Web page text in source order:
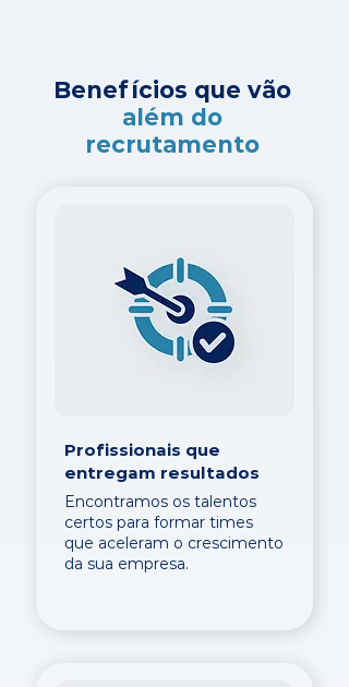
Benefícios que vão
além do
recrutamento
Profissionais que
entregam resultados
Encontramos os talentos
certos para formar times
que aceleram o crescimento
da sua empresa.